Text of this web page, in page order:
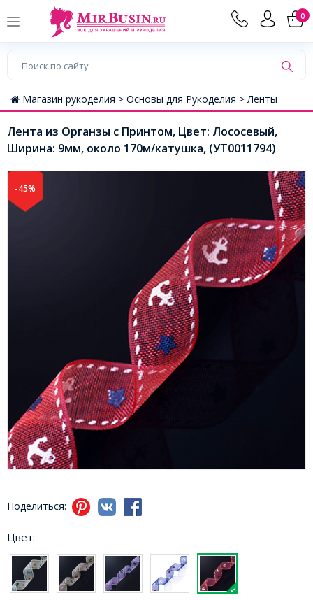
0
Магазин рукоделия > Основы для Рукоделия >Ленты
Лента из Органзы с Принтом, Цвет: Лососевый,
Ширина: 9мм, около 170м/катушка, (УТ0011794)
-45%
Поделиться:
Цвет: